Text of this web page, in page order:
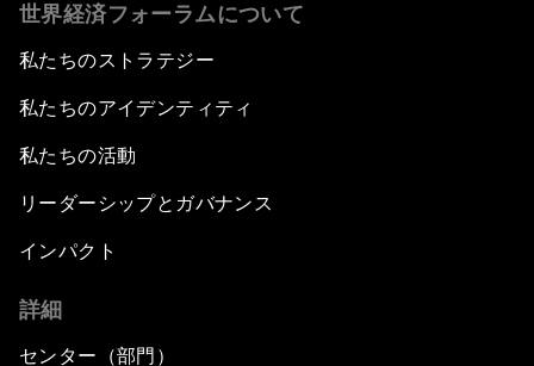
世界経済フォーラムについて
私たちのストラテジー
私たちのアイデンティティ
私たちの活動
リーダーシップとガバナンス
インパクト
詳細
センター（部門）